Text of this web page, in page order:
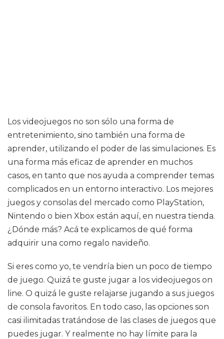
Los videojuegos no son sólo una forma de
entretenimiento, sino también una forma de
aprender, utilizando el poder de las simulaciones. Es
una forma más eficaz de aprender en muchos
casos, en tanto que nos ayuda a comprender temas
complicados en un entorno interactivo. Los mejores
juegos y consolas del mercado como PlayStation,
Nintendo o bien Xbox están aquí, en nuestra tienda.
¿Dónde más? Acá te explicamos de qué forma
adquirir una como regalo navideño.
Si eres como yo, te vendría bien un poco de tiempo
de juego. Quizá te guste jugar a los videojuegos on
line. O quizá le guste relajarse jugando a sus juegos
de consola favoritos. En todo caso, las opciones son
casi ilimitadas tratándose de las clases de juegos que
puedes jugar. Y realmente no hay límite para la